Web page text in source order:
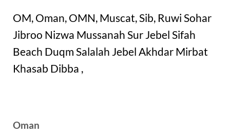
OM, Oman, OMN, Muscat, Sib, Ruwi Sohar
Jibroo Nizwa Mussanah Sur Jebel Sifah
Beach Duqm Salalah Jebel Akhdar Mirbat
Khasab Dibba ,
Oman